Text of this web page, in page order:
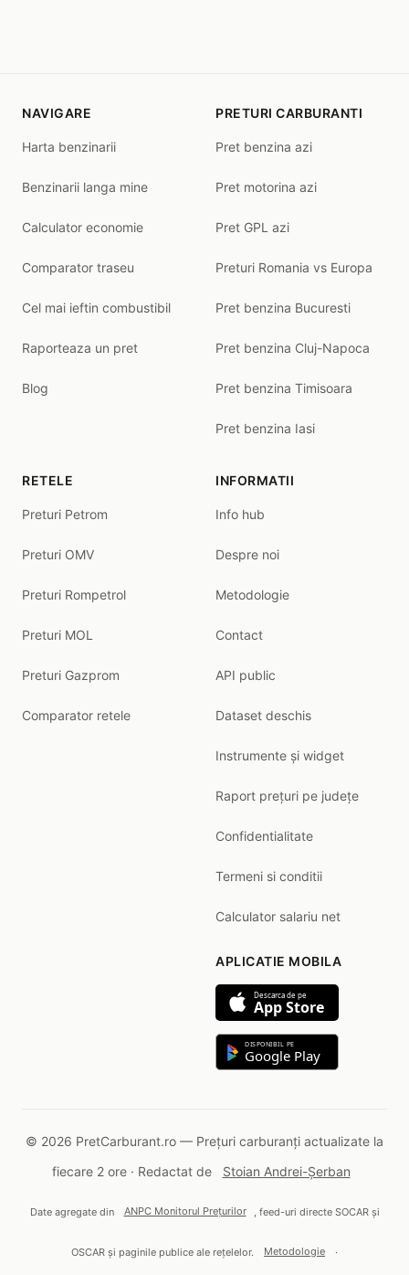
NAVIGARE
Harta benzinarii
Benzinarii langa mine
Calculator economie
Comparator traseu
Cel mai ieftin combustibil
Raporteaza un pret
Blog
PRETURI CARBURANTI
Pret benzina azi
Pret motorina azi
Pret GPL azi
Preturi Romania vs Europa
Pret benzina Bucuresti
Pret benzina Cluj-Napoca
Pret benzina Timisoara
Pret benzina Iasi
RETELE
Preturi Petrom
Preturi OMV
Preturi Rompetrol
Preturi MOL
Preturi Gazprom
Comparator retele
INFORMATII
Info hub
Despre noi
Metodologie
Contact
API public
Dataset deschis
Instrumente și widget
Raport prețuri pe județe
Confidentialitate
Termeni si conditii
Calculator salariu net
APLICATIE MOBILA
Descarca de pe
App Store
DISPONIBIL PE
Google Play
© 2026 PretCarburant.ro — Prețuri carburanți actualizate la
fiecare 2 ore · Redactat de
Stoian Andrei-Șerban
Date agregate din ANPC Monitorul Prețurilor , feed-uri directe SOCAR și
OSCAR și paginile publice ale rețelelor. Metodologie ·